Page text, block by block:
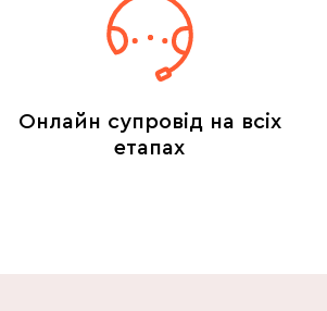
Онлайн супровід на всіх
етапах